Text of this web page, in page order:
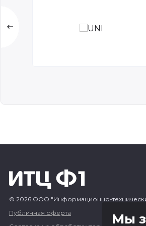
© 2026 ООО "Информационно-
Публичная оферта
Мы